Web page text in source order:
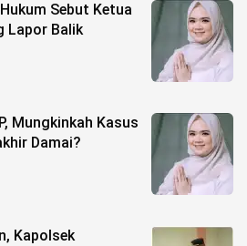
Sebut Ketua
Lapor Balik
Mungkinkah Kasus
Damai?
Kapolsek